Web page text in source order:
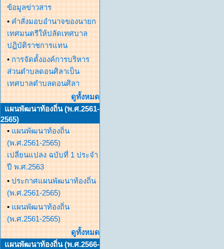
ข้อมูลข่าวสาร
• คำสั่งมอบอำนาจของนายก
เทศมนตรีให้ปลัดเทศบาล
ปฏิบัติราชการแทน
• การจัดตั้งองค์การบริหาร
ส่วนตำบลดอนศิลาเป็น
เทศบาลตำบลดอนศิลา
ดูทั้งหมด
แผนพัฒนาท้องถิ่น (พ.ศ.2561-
2565)
• แผนพัฒนาท้องถิ่น
(พ.ศ.2561-2565)
เปลี่ยนแปลง ฉบับที่ 1 ประจำ
ปี พ.ศ.2563
• ประกาศแผนพัฒนาท้องถิ่น
(พ.ศ.2561-2565)
• แผนพัฒนาท้องถิ่น
(พ.ศ.2561-2565)
ดูทั้งหมด
แผนพัฒนาท้องถิ่น (พ.ศ.2566-